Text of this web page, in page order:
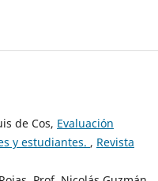
de Cos, Evaluación
y estudiantes. , Revista